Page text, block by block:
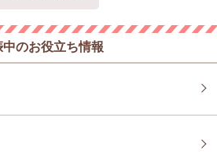
中のお役立ち情報